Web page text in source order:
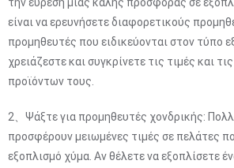
είναι να ερευνήσετε διαφορετικούς
προμηθευτές που ειδικεύονται στον τύπο
χρειάζεστε και συγκρίνετε τις τιμές και
προϊόντων τους.
2、Ψάξτε για προμηθευτές χονδρικής:
προσφέρουν μειωμένες τιμές σε πελάτες
εξοπλισμό χύμα. Αν θέλετε να εξοπλίσετε